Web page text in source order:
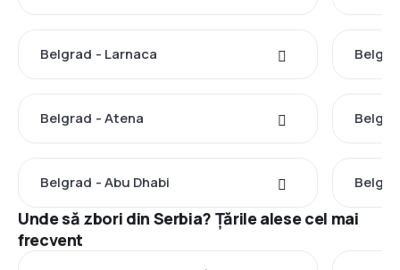
Belgrad - Larnaca
Belgrad - Atena
Belgrad - Abu Dhabi
Unde să zbori din Serbia? Țările alese cel mai
frecvent